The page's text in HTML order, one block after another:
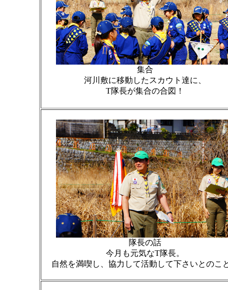
集合
河川敷に移動したスカウト達に、
T隊長が集合の合図！
隊長の話
今月も元気なT隊長。
自然を満喫し、協力して活動して下さいとのこ